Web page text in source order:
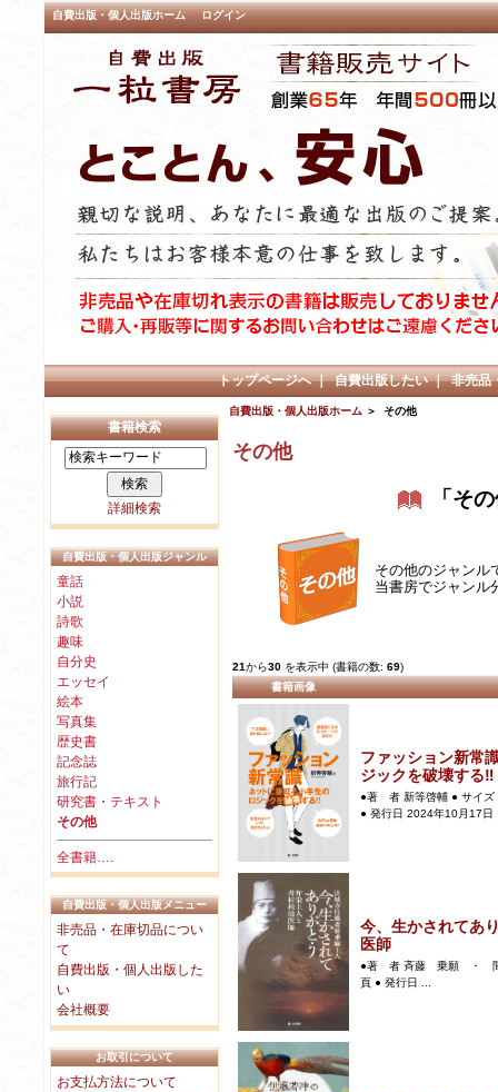
自費出版・個人出版ホーム ログイン
トップページへ｜自費出版したい｜非売品
書籍検索
詳細検索
自費出版・個人出版ジャンル
童話
小説
詩歌
趣味
自分史
エッセイ
絵本
写真集
歴史書
記念誌
旅行記
研究書・テキスト
その他
全書籍….
自費出版・個人出版メニュー
非売品・在庫切品につい
て
自費出版・個人出版した
い
会社概要
お取引について
お支払方法について
自費出版・個人出版ホーム＞ その他
その他
「そ
その他のジャンル
当書房でジャンル
21から30 を表示中 (書籍の数:69)
書籍画像
ファッション新常
ジックを破壊する‼
●著 者 新等啓輔 ● サイズ
● 発行日 2024年10月17日
今、生かされてあ
医師
●著 者 斉藤 乗願 ・ 間
頁 ● 発行日 ...